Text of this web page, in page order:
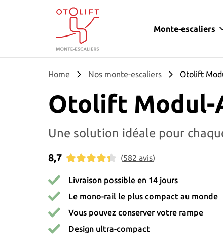
Otolift Monte-escaliers
Monte-escaliers
Home Nos monte-escaliers Otolift
Otolift Modul-
Une solution idéale pour
8,7 (582 avis)
Livraison possible en 14 jours
Le mono-rail le plus compact au monde
Vous pouvez conserver votre rampe
Design ultra-compact